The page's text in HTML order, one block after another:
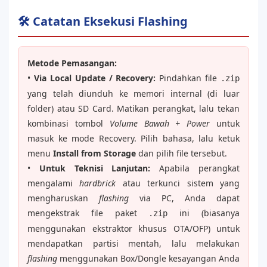
🛠️ Catatan Eksekusi Flashing
Metode Pemasangan:
• Via Local Update / Recovery: Pindahkan file .zip
yang telah diunduh ke memori internal (di luar
folder) atau SD Card. Matikan perangkat, lalu tekan
kombinasi tombol Volume Bawah + Power untuk
masuk ke mode Recovery. Pilih bahasa, lalu ketuk
menu Install from Storage dan pilih file tersebut.
• Untuk Teknisi Lanjutan: Apabila perangkat
mengalamihardbrick atau terkunci sistem yang
mengharuskan flashing via PC, Anda dapat
mengekstrak file paket
.zip
ini (biasanya
menggunakan ekstraktor khusus OTA/OFP) untuk
mendapatkan partisi mentah, lalu melakukan
flashing menggunakan Box/Dongle kesayangan Anda